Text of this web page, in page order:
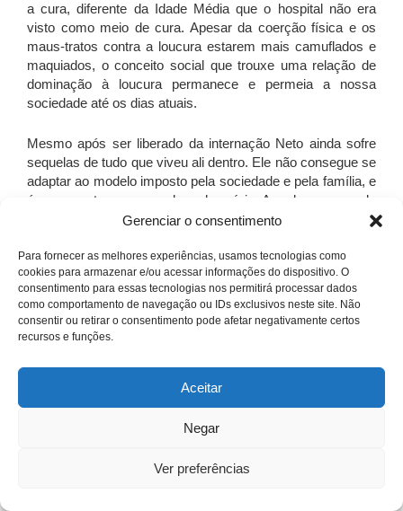
Gerenciar o consentimento
Para fornecer as melhores experiências, usamos tecnologias como
cookies para armazenar e/ou acessar informações do dispositivo. O
consentimento para essas tecnologias nos permitirá processar dados
como comportamento de navegação ou IDs exclusivos neste site. Não
consentir ou retirar o consentimento pode afetar negativamente certos
recursos e funções.
Aceitar
Negar
Ver preferências
a cura, diferente da Idade Média que o hospital não era
visto como meio de cura. Apesar da coerção física e os
maus-tratos contra a loucura estarem mais camuflados e
maquiados, o conceito social que trouxe uma relação de
dominação à loucura permanece e permeia a nossa
sociedade até os dias atuais.
Mesmo após ser liberado da internação Neto ainda sofre
sequelas de tudo que viveu ali dentro. Ele não consegue se
adaptar ao modelo imposto pela sociedade e pela família, e
é novamente encarcerado no hospício. A cada vez que ele
é internado ele sofre mais, perde a razão, a liberdade, é
incendiar a cela em que está, e finalmente chamar a
atenção do pai. No final do filme vemos Neto envelhecido
pela dor e sofrimento.